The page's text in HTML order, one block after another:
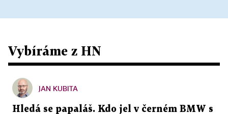
Vybíráme z HN
JAN KUBITA
Hledá se papaláš. Kdo jel v černém BMW s